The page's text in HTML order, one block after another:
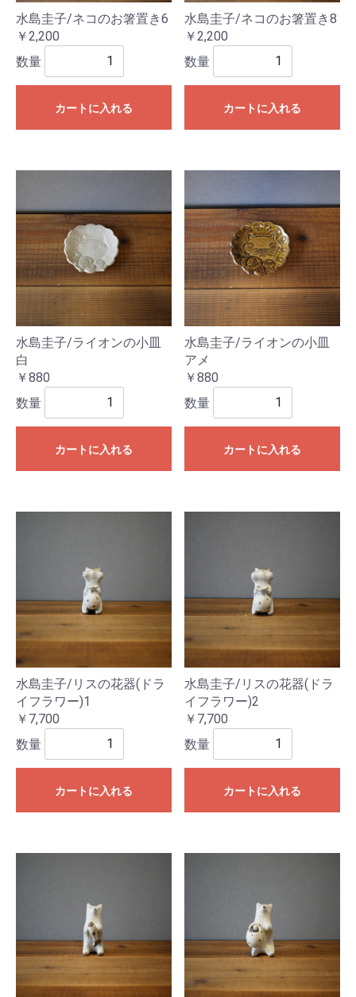
水島圭子/ネコのお箸置き6
￥2,200
数量
カートに入れる
水島圭子/ネコのお箸置き8
￥2,200
数量
カートに入れる
水島圭子/ライオンの小皿
白
￥880
数量
カートに入れる
水島圭子/ライオンの小皿
アメ
￥880
数量
カートに入れる
水島圭子/リスの花器(ドラ
イフラワー)1
￥7,700
数量
カートに入れる
水島圭子/リスの花器(ドラ
イフラワー)2
￥7,700
数量
カートに入れる